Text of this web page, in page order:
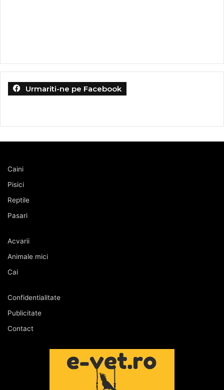
Urmariti-ne pe Facebook
Caini
Pisici
Reptile
Pasari
Acvarii
Animale mici
Cai
Confidentialitate
Publicitate
Contact